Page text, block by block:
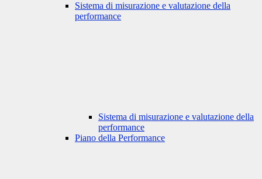
Sistema di misurazione e valutazione della
performance
Sistema di misurazione e valutazione della
performance
Piano della Performance